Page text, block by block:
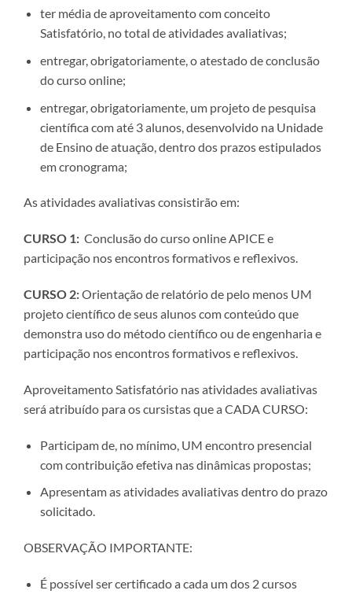
ter média de aproveitamento com conceito
Satisfatório, no total de atividades avaliativas;
entregar, obrigatoriamente, o atestado de conclusão
do curso online;
entregar, obrigatoriamente, um projeto de pesquisa
científica com até 3 alunos, desenvolvido na Unidade
de Ensino de atuação, dentro dos prazos estipulados
em cronograma;
As atividades avaliativas consistirão em:
CURSO 1: Conclusão do curso online APICE e
participação nos encontros formativos e reflexivos.
CURSO 2:Orientação de relatório de pelo menos UM
projeto científico de seus alunos com conteúdo que
demonstra uso do método científico ou de engenharia e
participação nos encontros formativos e reflexivos.
Aproveitamento Satisfatório nas atividades avaliativas
será atribuído para os cursistas que a CADA CURSO:
Participam de, no mínimo, UM encontro presencial
com contribuição efetiva nas dinâmicas propostas;
Apresentam as atividades avaliativas dentro do prazo
solicitado.
OBSERVAÇÃO IMPORTANTE:
É possível ser certificado a cada um dos 2 cursos